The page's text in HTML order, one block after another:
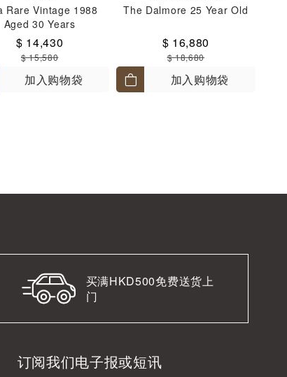
Rare Vintage 1988
Aged 30 Years
$ 14,430
$ 15,580
加入购物袋
The Dalmore 25 Year Old
$ 16,880
$ 18,680
加入购物袋
买满HKD500免费送货上
门
订阅我们电子报或短讯